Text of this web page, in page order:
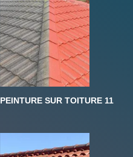
PEINTURE SUR TOITURE 11